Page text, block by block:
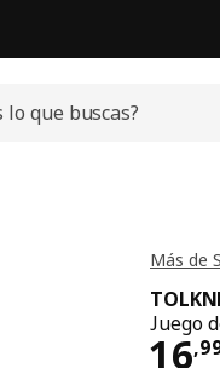
Más de
Juego
16,
El